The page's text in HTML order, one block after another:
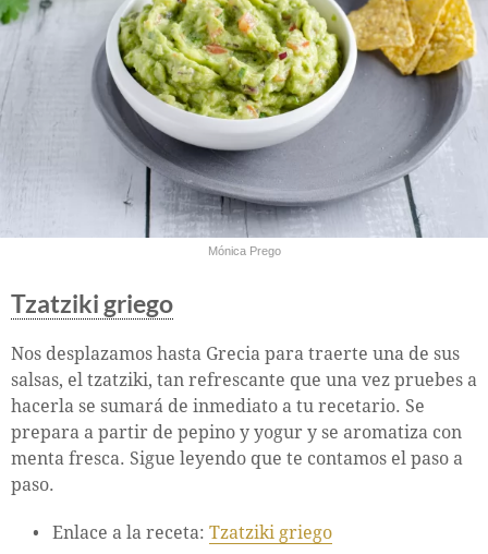
Mónica Prego
Tzatziki griego
Nos desplazamos hasta Grecia para traerte una de sus
salsas, el tzatziki, tan refrescante que una vez pruebes a
hacerla se sumará de inmediato a tu recetario. Se
prepara a partir de pepino y yogur y se aromatiza con
menta fresca. Sigue leyendo que te contamos el paso a
paso.
Enlace a la receta: Tzatziki griego